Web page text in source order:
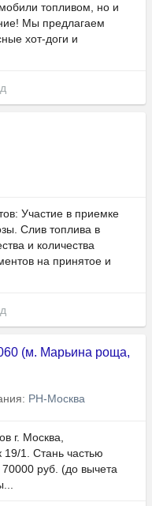
топливом, но и
Мы предлагаем
хот-доги и
Участие в приемке
Слив топлива в
и количества
на принятое и
(м. Марьина роща,
РН-Москва
г. Москва,
19/1. Стань частью
руб. (до вычета